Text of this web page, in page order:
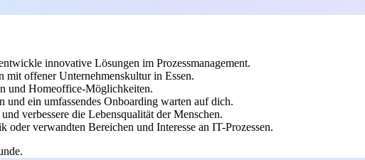
innovative Lösungen im Prozessmanagement.
mit offener Unternehmenskultur in Essen.
und Homeoffice-Möglichkeiten.
ein umfassendes Onboarding warten auf dich.
verbessere die Lebensqualität der Menschen.
oder verwandten Bereichen und Interesse an IT-Prozessen.